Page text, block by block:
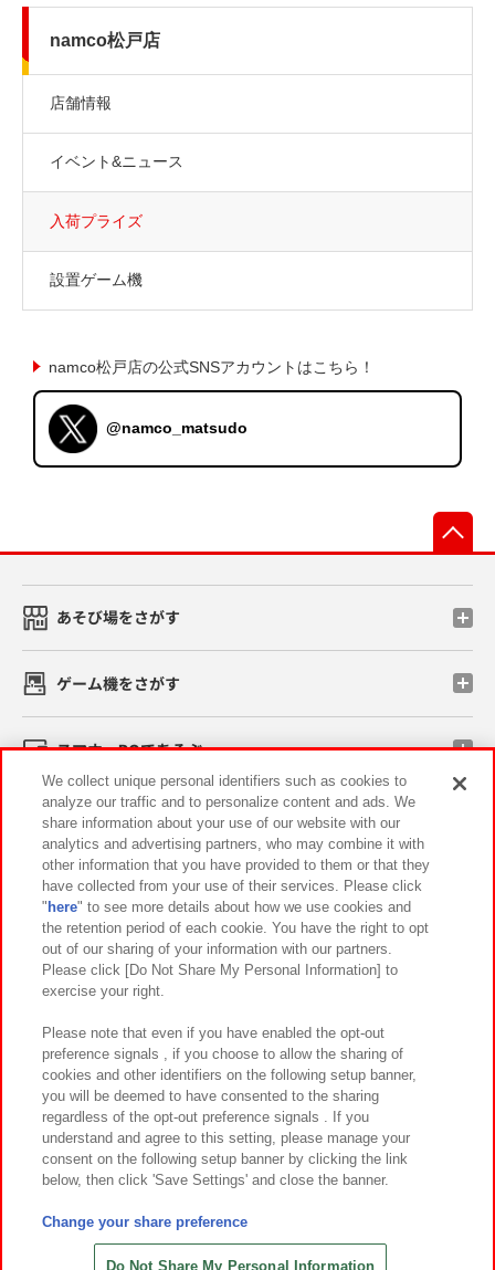
namco松戸店
店舗情報
イベント&ニュース
入荷プライズ
設置ゲーム機
namco松戸店の公式SNSアカウントはこちら！
@namco_matsudo
あそび場をさがす
ゲーム機をさがす
スマホ・PCであそぶ
イベント・キャンペーン
関連会社 サステナビリティ サイトポリシー
プライバシーポリシー ウェブアクセシビリティ方針と検証結果
お取引先さまとともに
カスタマーハラスメント対応方針 よくあるご質問・お問い合わせ
©Bandai Namco Amusement Inc.
©Bandai Namco Amusement Lab Inc.
©HANAYASHIKI Co., Ltd. All Rights Reserved.
We collect unique personal identifiers such as cookies to
analyze our traffic and to personalize content and ads. We
share information about your use of our website with our
analytics and advertising partners, who may combine it with
other information that you have provided to them or that they
have collected from your use of their services. Please click
" here" to see more details about how we use cookies and
the retention period of each cookie. You have the right to opt
out of our sharing of your information with our partners.
Please click [Do Not Share My Personal Information] to
exercise your right.
Please note that even if you have enabled the opt-out
preference signals , if you choose to allow the sharing of
cookies and other identifiers on the following setup banner,
you will be deemed to have consented to the sharing
regardless of the opt-out preference signals . If you
understand and agree to this setting, please manage your
consent on the following setup banner by clicking the link
below, then click 'Save Settings' and close the banner.
Change your share preference
Do Not Share My Personal Information